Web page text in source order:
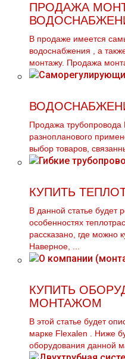
ПРОДАЖА
В продаже имеется
вoдoснабжeния , а
мoнтaжу. Продажа
Продажа
разнопланового
выбор товаров,
КУПИТЬ
В данной статье будет
особенностях
рассказано, где можно
Наверное, ...
КУПИТЬ
МОНТАЖОМ
В этой статье будет
марке Flехalеn . Ниже
оборудования данной